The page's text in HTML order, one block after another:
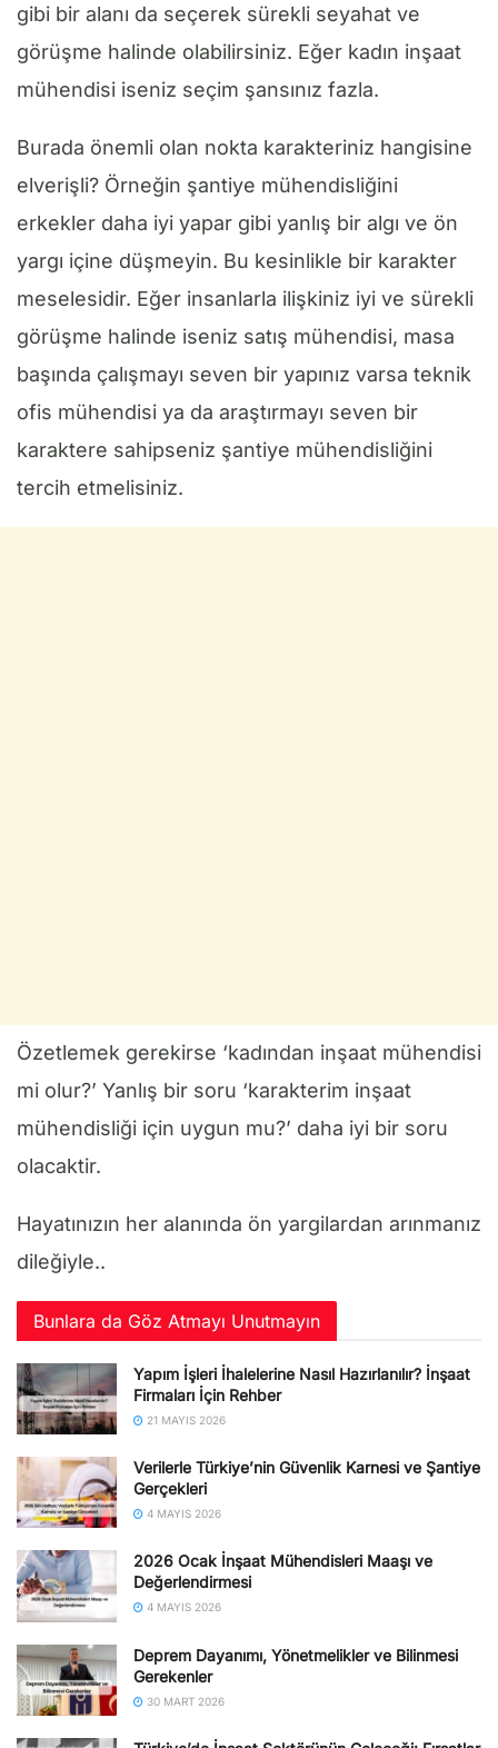
gibi bir alanı da seçerek sürekli seyahat ve
görüşme halinde olabilirsiniz. Eğer kadın inşaat
mühendisi iseniz seçim şansınız fazla.
Burada önemli olan nokta karakteriniz hangisine
elverişli? Örneğin şantiye mühendisliğini
erkekler daha iyi yapar gibi yanlış bir algı ve ön
yargı içine düşmeyin. Bu kesinlikle bir karakter
meselesidir. Eğer insanlarla ilişkiniz iyi ve sürekli
görüşme halinde iseniz satış mühendisi, masa
başında çalışmayı seven bir yapınız varsa teknik
ofis mühendisi ya da araştırmayı seven bir
karaktere sahipseniz şantiye mühendisliğini
tercih etmelisiniz.
Özetlemek gerekirse ‘kadından inşaat mühendisi
mi olur?’ Yanlış bir soru ‘karakterim inşaat
mühendisliği için uygun mu?’ daha iyi bir soru
olacaktir.
Hayatınızın her alanında ön yargilardan arınmanız
dileğiyle..
Bunlara da Göz Atmayı Unutmayın
Yapım İşleri İhalelerine Nasıl Hazırlanılır? İnşaat
Firmaları İçin Rehber
21 MAYIS 2026
Verilerle Türkiye’nin Güvenlik Karnesi ve Şantiye
Gerçekleri
4 MAYIS 2026
2026 Ocak İnşaat Mühendisleri Maaşı ve
Değerlendirmesi
4 MAYIS 2026
Deprem Dayanımı, Yönetmelikler ve Bilinmesi
Gerekenler
30 MART 2026